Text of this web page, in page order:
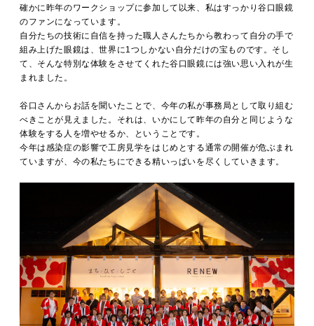
確かに昨年のワークショップに参加して以来、私はすっかり谷口眼鏡
のファンになっています。
自分たちの技術に自信を持った職人さんたちから教わって自分の手で
組み上げた眼鏡は、世界に1つしかない自分だけの宝ものです。そし
て、そんな特別な体験をさせてくれた谷口眼鏡には強い思い入れが生
まれました。
谷口さんからお話を聞いたことで、今年の私が事務局として取り組む
べきことが見えました。それは、いかにして昨年の自分と同じような
体験をする人を増やせるか、ということです。
今年は感染症の影響で工房見学をはじめとする通常の開催が危ぶまれ
ていますが、今の私たちにできる精いっぱいを尽くしていきます。